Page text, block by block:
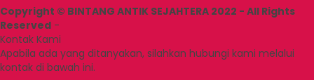
Copyright © BINTANG ANTIK SEJAHTERA 2022 - All Rights
Reserved -
Kontak Kami
Apabila ada yang ditanyakan, silahkan hubungi kami melalui
kontak di bawah ini.